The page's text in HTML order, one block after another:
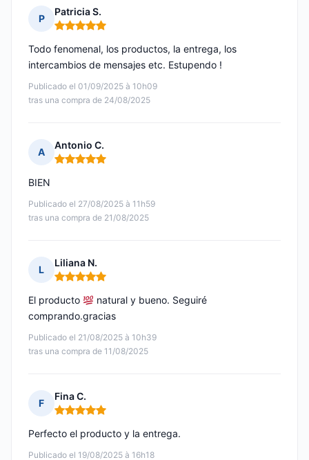
P
Patricia S.
Nota: 5 de 5
Publicado el 01/09/2025 à 10h09
tras una compra de 24/08/2025
Todo fenomenal, los productos, la entrega, los
intercambios de mensajes etc. Estupendo !
A
Antonio C.
Nota: 5 de 5
Publicado el 27/08/2025 à 11h59
tras una compra de 21/08/2025
BIEN
L
Liliana N.
Nota: 5 de 5
Publicado el 21/08/2025 à 10h39
tras una compra de 11/08/2025
El producto
natural y bueno. Seguiré
comprando.gracias
F
Fina C.
Nota: 5 de 5
Publicado el 19/08/2025 à 16h18
Perfecto el producto y la entrega.